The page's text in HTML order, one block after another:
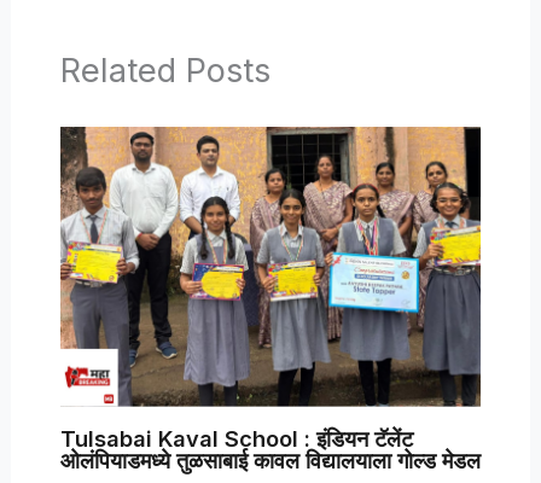
Related Posts
Tulsabai Kaval School : इंडियन टॅलेंट
ओलंपियाडमध्ये तुळसाबाई कावल विद्यालयाला गोल्ड मेडल